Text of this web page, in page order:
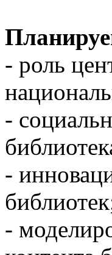
- роль
-
-
-